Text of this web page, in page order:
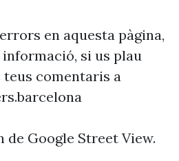
en aquesta pàgina,
informació, si us plau
comentaris a
de Google Street View.